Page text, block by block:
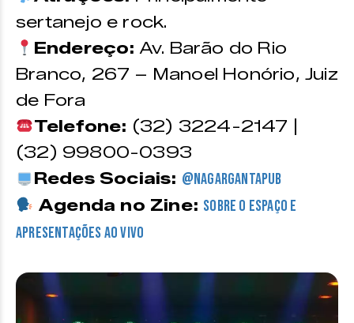
sertanejo e rock.
Endereço:Av. Barão do Rio
Branco, 267 – Manoel Honório, Juiz
de Fora
Telefone: (32) 3224-2147 |
(32) 99800-0393
Redes Sociais: @nagargantapub
Agenda no Zine: sobre o espaço e
apresentações ao vivo